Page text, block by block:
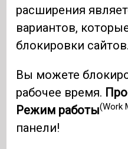
расширения
вариантов,
блокировки сайтов.
Вы можете
рабочее время.
Режим работы(Work
панели!